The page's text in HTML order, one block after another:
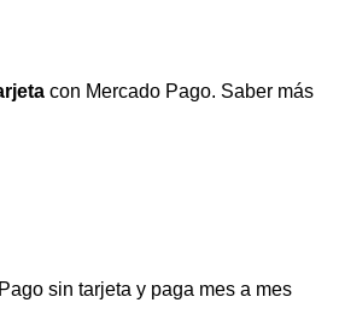
con Mercado Pago. Saber más
sin tarjeta y paga mes a mes